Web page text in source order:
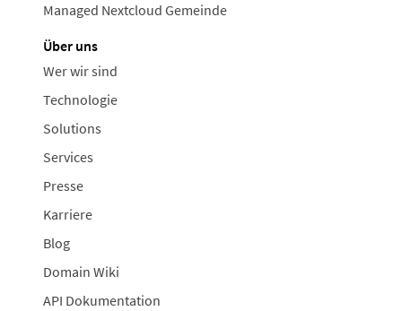
Managed Nextcloud Gemeinde
Über uns
Wer wir sind
Technologie
Solutions
Services
Presse
Karriere
Blog
Domain Wiki
API Dokumentation